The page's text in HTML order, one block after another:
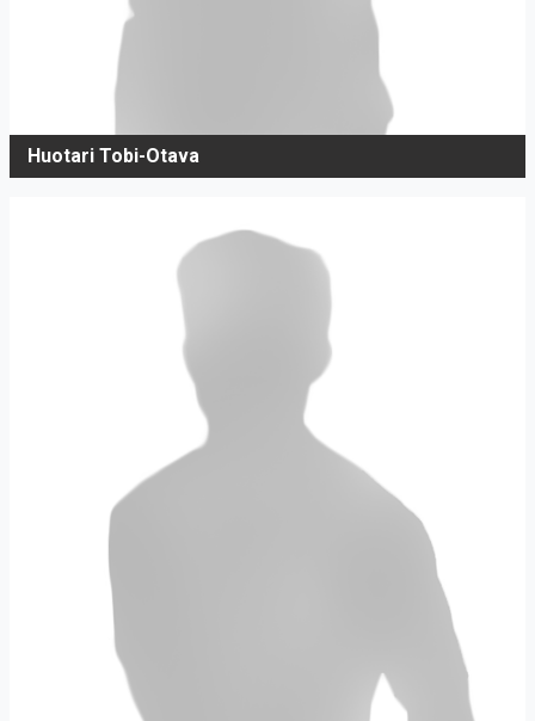
Huotari Tobi-Otava